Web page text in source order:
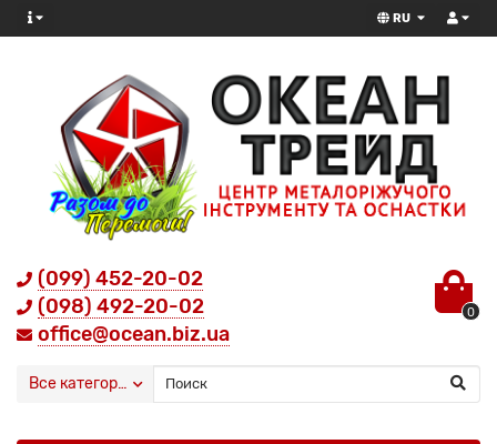
RU
(099) 452-20-02
(098) 492-20-02
office@ocean.biz.ua
0
Все категории